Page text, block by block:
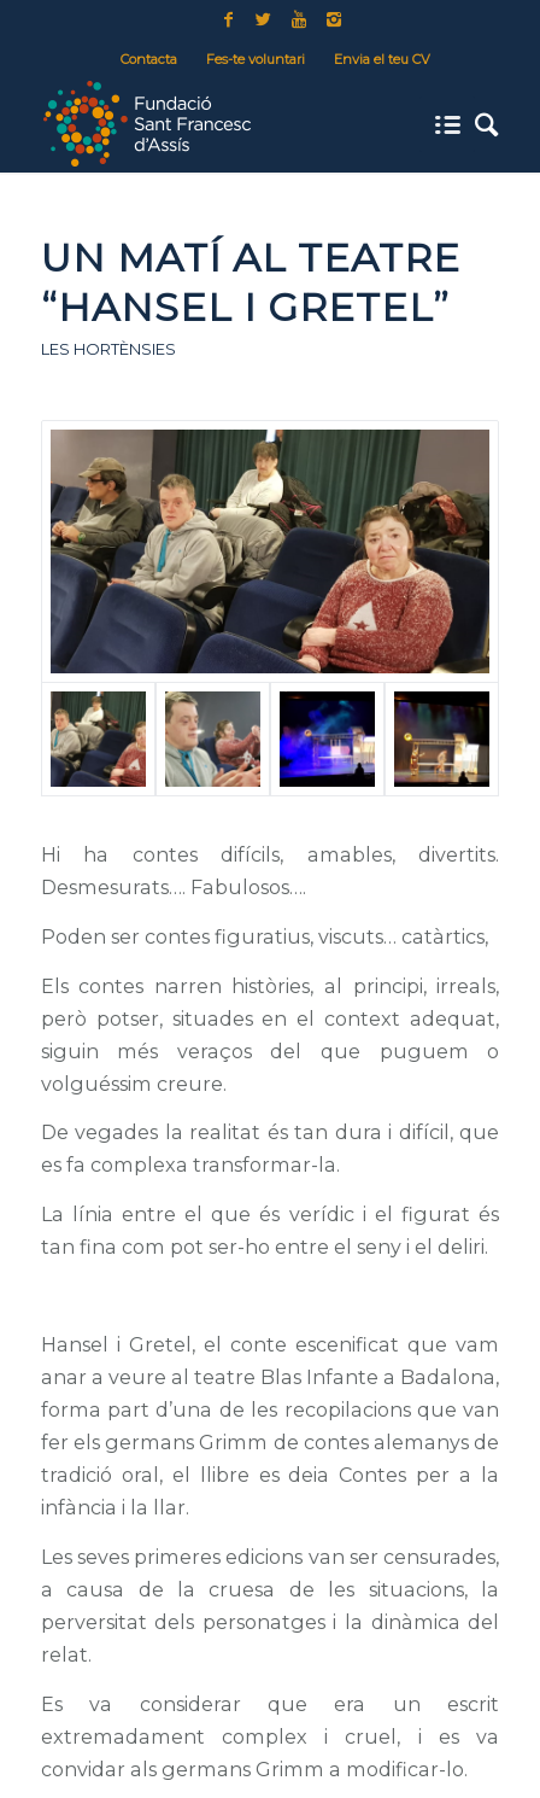
Contacta Fes-te voluntari Envia el teu CV
UN MATÍ AL TEATRE
“HANSEL I GRETEL”
LES HORTÈNSIES
Hi ha contes difícils, amables, divertits.
Desmesurats…. Fabulosos….
Poden ser contes figuratius, viscuts… catàrtics,
Els contes narren històries, al principi, irreals,
però potser, situades en el context adequat,
siguin més veraços del que puguem o
volguéssim creure.
De vegades la realitat és tan dura i difícil, que
es fa complexa transformar-la.
La línia entre el que és verídic i el figurat és
tan fina com pot ser-ho entre el seny i el deliri.
Hansel i Gretel, el conte escenificat que vam
anar a veure al teatre Blas Infante a Badalona,
forma part d’una de les recopilacions que van
fer els germans Grimm de contes alemanys de
tradició oral, el llibre es deia Contes per a la
infància i la llar.
Les seves primeres edicions van ser censurades,
a causa de la cruesa de les situacions, la
perversitat dels personatges i la dinàmica del
relat.
Es va considerar que era un escrit
extremadament complex i cruel, i es va
convidar als germans Grimm a modificar-lo.